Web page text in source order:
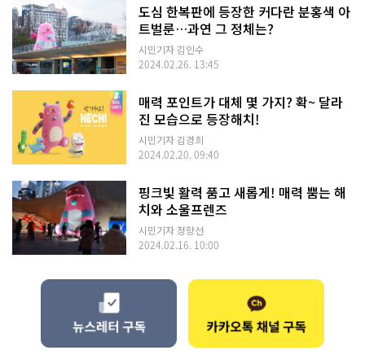
도심 한복판에 등장한 커다란 분홍색 아
트벌룬…과연 그 정체는?
시민기자 김인수
2024.02.26. 13:45
매력 포인트가 대체 몇 가지? 확~ 달라
진 모습으로 등장해치!
시민기자 김경희
2024.02.20. 09:40
핑크빛 활력 품고 새롭게! 매력 뿜는 해
치와 소울프렌즈
시민기자 정향선
2024.02.16. 10:00